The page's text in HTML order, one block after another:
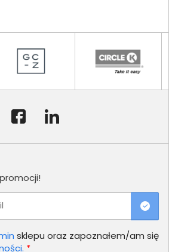
sklepu oraz zapoznałem/am się
*